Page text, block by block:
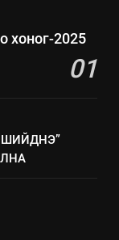
хоног-2025
01
ШИЙДНЭ”
аяны хүрээнд